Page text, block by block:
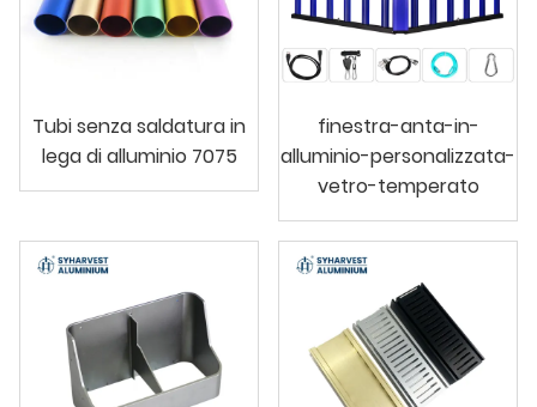
Tubi senza saldatura in
lega di alluminio 7075
finestra-anta-in-
alluminio-personalizzata-
vetro-temperato